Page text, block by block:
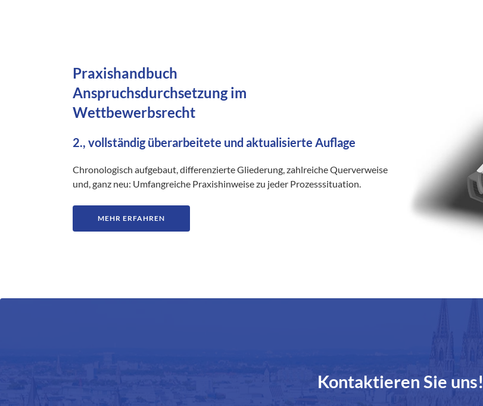
Praxishandbuch
Anspruchsdurchsetzung im
Wettbewerbsrecht
2., vollständig überarbeitete und aktualisierte Auflage
Chronologisch aufgebaut, differenzierte Gliederung, zahlreiche Querverweise
und, ganz neu: Umfangreiche Praxishinweise zu jeder Prozesssituation.
MEHR ERFAHREN
Kontaktieren Sie uns!